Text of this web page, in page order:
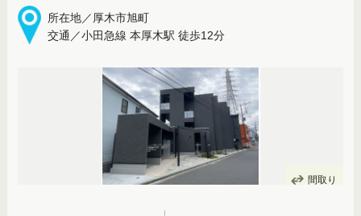
所在地／厚木市旭町
交通／小田急線 本厚木駅 徒歩12分
間取り